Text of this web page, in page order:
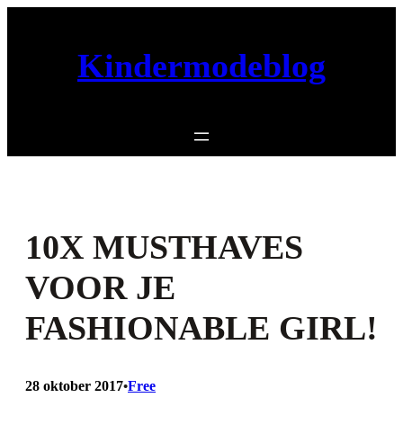
Kindermodeblog
10X MUSTHAVES
VOOR JE
FASHIONABLE GIRL!
28 oktober 2017•Free